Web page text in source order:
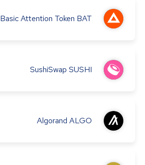
Basic Attention Token BAT
SushiSwap SUSHI
Algorand ALGO